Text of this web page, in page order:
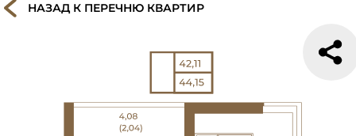
НАЗАД К ПЕРЕЧНЮ КВАРТИР